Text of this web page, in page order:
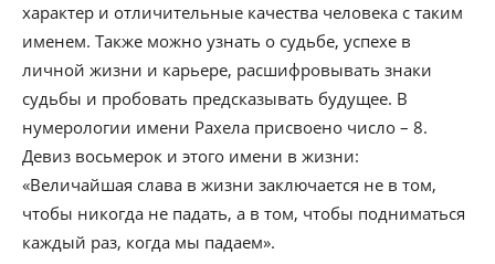
характер и отличительные качества человека с таким
именем. Также можно узнать о судьбе, успехе в
личной жизни и карьере, расшифровывать знаки
судьбы и пробовать предсказывать будущее. В
нумерологии имени Рахела присвоено число – 8.
Девиз восьмерок и этого имени в жизни:
«Величайшая слава в жизни заключается не в том,
чтобы никогда не падать, а в том, чтобы подниматься
каждый раз, когда мы падаем».